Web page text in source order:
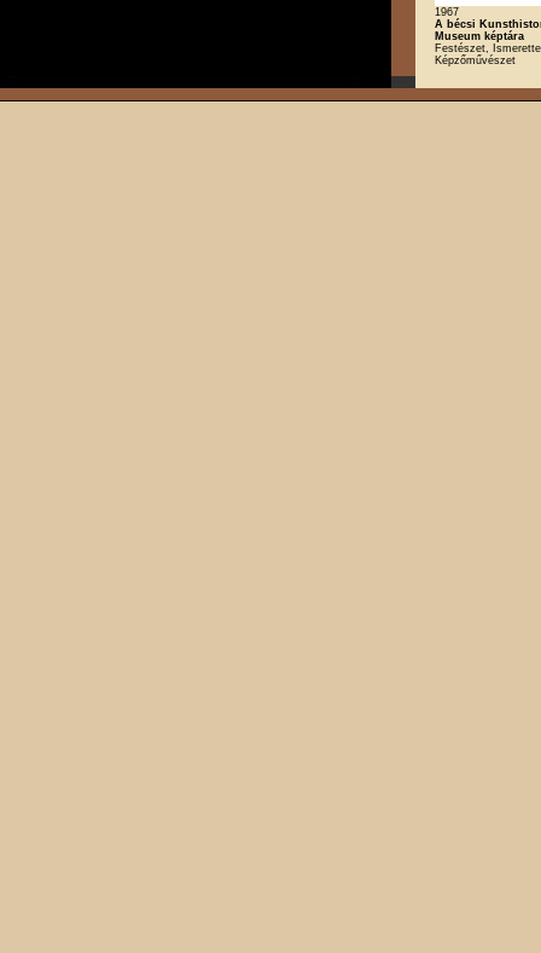
1967
A bécsi
Museum képtára
Festészet,
Képzőművészet